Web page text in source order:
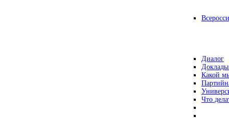
Диалог
Какой
Что